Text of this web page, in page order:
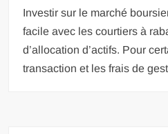
Investir sur le marché
facile avec les courtiers à
d’allocation d’actifs. Pour
transaction et les frais de